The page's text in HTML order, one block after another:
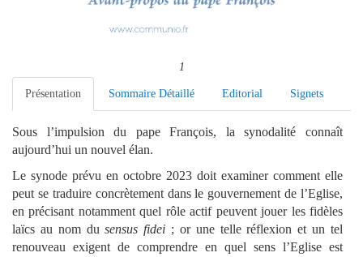
1
Présentation Sommaire Détaillé Editorial Signets
Sous l’impulsion du pape François, la synodalité connaît
aujourd’hui un nouvel élan.
Le synode prévu en octobre 2023 doit examiner comment elle
peut se traduire concrètement dans le gouvernement de l’Eglise,
en précisant notamment quel rôle actif peuvent jouer les fidèles
laïcs au nom dusensus fidei ; or une telle réflexion et un tel
renouveau exigent de comprendre en quel sens l’Eglise est